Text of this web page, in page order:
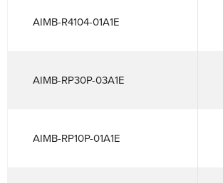
AIMB-R4104-01A1E
AIMB-RP30P-03A1E
AIMB-RP10P-01A1E